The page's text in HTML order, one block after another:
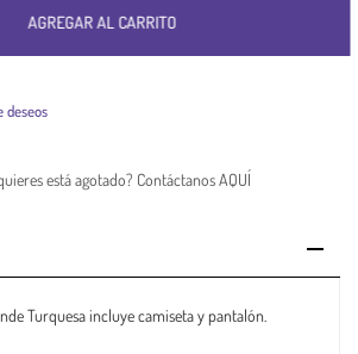
AGREGAR AL CARRITO
deseos
está agotado? Contáctanos AQUÍ
Turquesa incluye camiseta y pantalón.